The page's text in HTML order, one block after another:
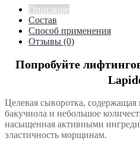
Описание
Состав
Способ применения
Отзывы (0)
Попробуйте
Целевая сыворотка,
бакучиола и небольшое
насыщенная активными
эластичность морщинам.